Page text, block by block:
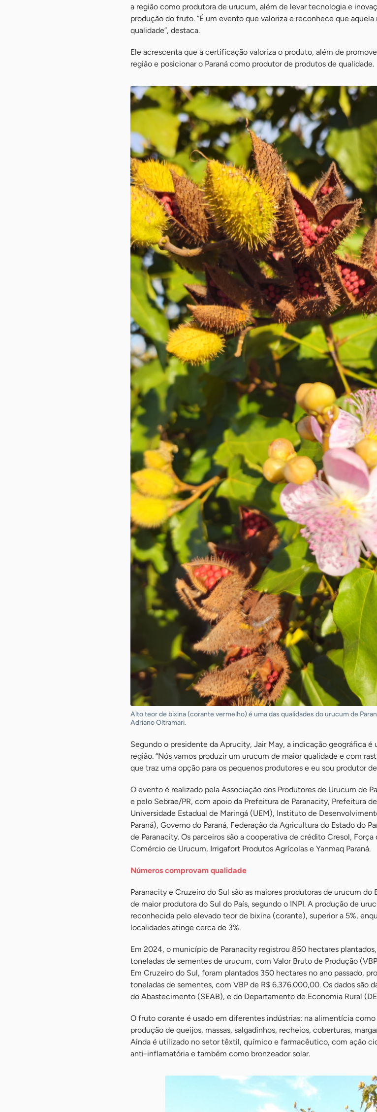
a região como produtora de urucum, além de levar tecnologia e
produção do fruto. “É um evento que valoriza e reconhece que
qualidade”, destaca.
Ele acrescenta que a certificação valoriza o produto, além de
região e posicionar o Paraná como produtor de produtos de qualidade.
Alto teor de bixina (corante vermelho) é uma das qualidades do urucum de
Adriano Oltramari.
Segundo o presidente da Aprucity, Jair May, a indicação geográfica é
região. “Nós vamos produzir um urucum de maior qualidade e com
que traz uma opção para os pequenos produtores e eu sou produtor
O evento é realizado pela Associação dos Produtores de Urucum de
e pelo Sebrae/PR, com apoio da Prefeitura de Paranacity, Prefeitura
Universidade Estadual de Maringá (UEM), Instituto de
Paraná), Governo do Paraná, Federação da Agricultura do Estado do
de Paranacity. Os parceiros são a cooperativa de crédito Cresol, Força
Comércio de Urucum, Irrigafort Produtos Agrícolas e Yanmaq Paraná.
Números comprovam qualidade
Paranacity e Cruzeiro do Sul são as maiores produtoras de urucum do
de maior produtora do Sul do País, segundo o INPI. A produção de
reconhecida pelo elevado teor de bixina (corante), superior a 5%,
localidades atinge cerca de 3%.
Em 2024, o município de Paranacity registrou 850 hectares
toneladas de sementes de urucum, com Valor Bruto de Produção
Em Cruzeiro do Sul, foram plantados 350 hectares no ano passado,
toneladas de sementes, com VBP de R$ 6.376.000,00. Os dados são
do Abastecimento (SEAB), e do Departamento de Economia Rural
O fruto corante é usado em diferentes indústrias: na alimentícia
produção de queijos, massas, salgadinhos, recheios, coberturas,
Ainda é utilizado no setor têxtil, químico e farmacêutico, com ação
anti-inflamatória e também como bronzeador solar.